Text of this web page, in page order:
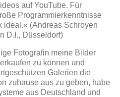
auf YouTube. Für
Programmierkenntnisse
ideal.« (Andreas Schroyen
D.I., Düsseldorf)
Fotografin meine Bilder
zu können und
Galerien die
zuhause aus zu geben, habe
aus Deutschland und